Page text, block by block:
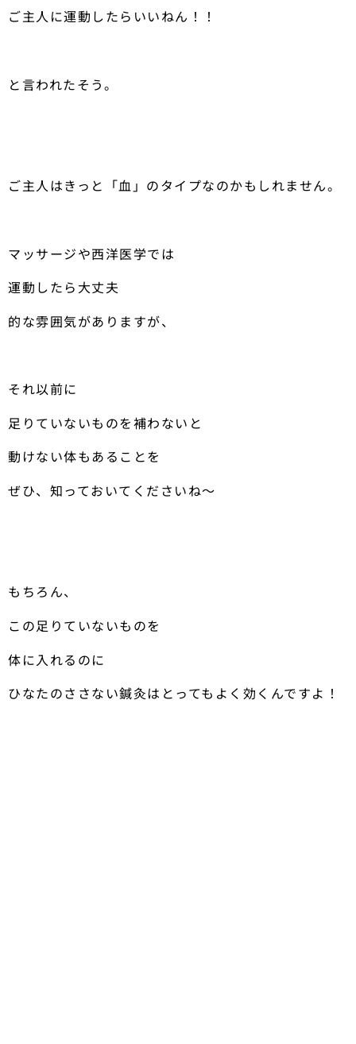
ご主人に運動したらいいねん！！
と言われたそう。
ご主人はきっと「血」のタイプなのかもしれません。
マッサージや西洋医学では
運動したら大丈夫
的な雰囲気がありますが、
それ以前に
足りていないものを補わないと
動けない体もあることを
ぜひ、知っておいてくださいね〜
もちろん、
この足りていないものを
体に入れるのに
ひなたのささない鍼灸はとってもよく効くんですよ！